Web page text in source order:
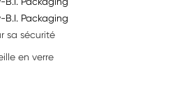
B.I. Packaging
sa sécurité
en verre